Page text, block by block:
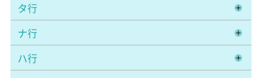
タ行
ナ行
ハ行